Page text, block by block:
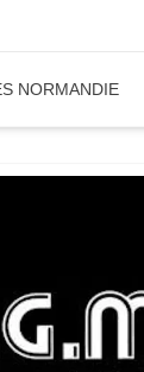
NORMANDIE